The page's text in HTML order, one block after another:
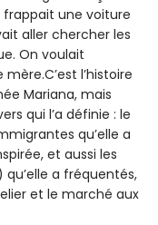
frappait une voiture
aller chercher les
On voulait
l’histoire
Mariana, mais
qui l’a définie : le
qu’elle a
et aussi les
a fréquentés,
et le marché aux